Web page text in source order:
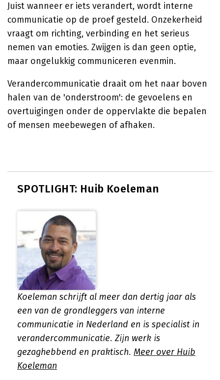
Juist wanneer er iets verandert, wordt interne
communicatie op de proef gesteld. Onzekerheid
vraagt om richting, verbinding en het serieus
nemen van emoties. Zwijgen is dan geen optie,
maar ongelukkig communiceren evenmin.
Verandercommunicatie draait om het naar boven
halen van de 'onderstroom': de gevoelens en
overtuigingen onder de oppervlakte die bepalen
of mensen meebewegen of afhaken.
SPOTLIGHT: Huib Koeleman
Koeleman schrijft al meer dan dertig jaar als
een van de grondleggers van interne
communicatie in Nederland en is specialist in
verandercommunicatie. Zijn werk is
gezaghebbend en praktisch. Meer over Huib
Koeleman